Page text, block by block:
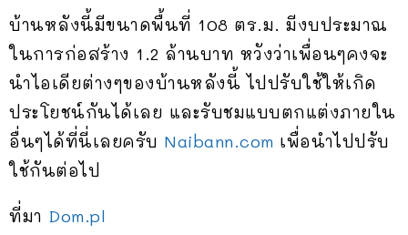
บ้านหลังนี้มีขนาดพื้นที่ 108 ตร.ม. มีงบประมาณ
ในการก่อสร้าง 1.2 ล้านบาท หวังว่าเพื่อนๆคงจะ
นำไอเดียต่างๆของบ้านหลังนี้ ไปปรับใช้ให้เกิด
ประโยชน์กันได้เลย และรับชมแบบตกแต่งภายใน
อื่นๆได้ที่นี่เลยครับ Naibann.com เพื่อนำไปปรับ
ใช้กันต่อไป
ที่มา Dom.pl